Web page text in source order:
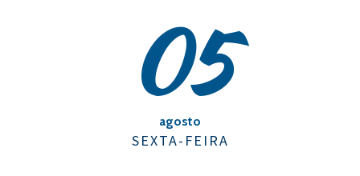
05
agosto
SEXTA-FEIRA